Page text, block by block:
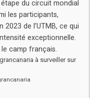
du circuit mondial
les participants,
de l’UTMB, ce qui
exceptionnelle.
camp français.
à surveiller sur